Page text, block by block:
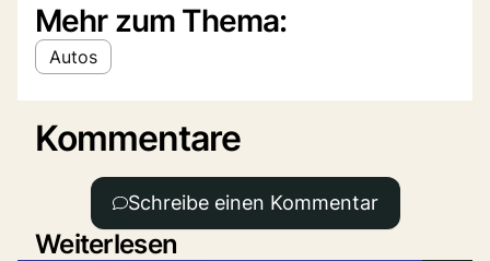
Mehr zum Thema:
Autos
Kommentare
Schreibe einen Kommentar
Weiterlesen